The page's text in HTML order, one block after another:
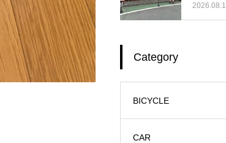
2026.08.1
Category
BICYCLE
CAR